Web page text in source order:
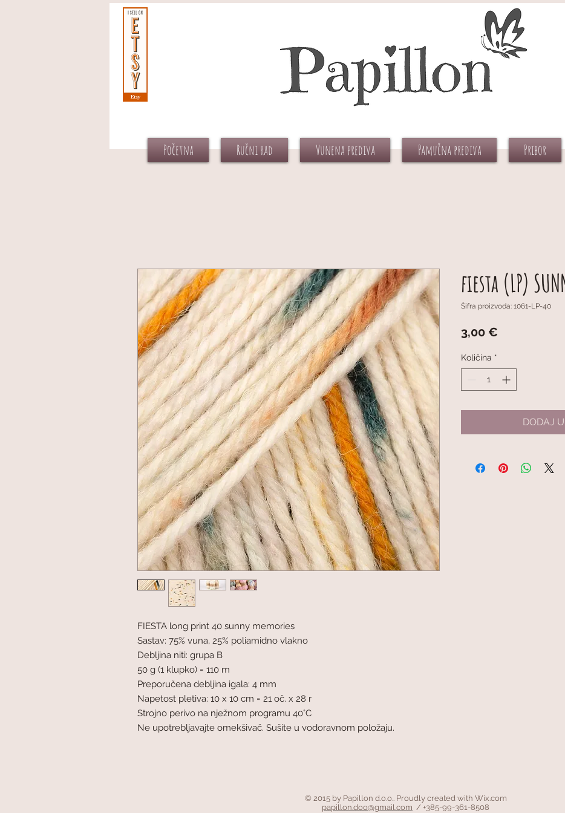
Početna Ručni rad Vunena prediva Pamučna prediva Pribor
FIESTA long print 40 sunny memories
Sastav: 75% vuna, 25% poliamidno vlakno
Debljina niti: grupa B
50 g (1 klupko) = 110 m
Preporučena debljina igala: 4 mm
Napetost pletiva: 10 x 10 cm = 21 oč. x 28 r
Strojno perivo na nježnom programu 40°C
Ne upotrebljavajte omekšivač. Sušite u vodoravnom položaju.
fiesta (LP)
Šifra proizvoda: 1061-LP-40
3,00 €
Količina *
DODAJ
© 2015 by Papillon d.o.o.. Proudly created with Wix.com
papillon.doo@gmail.com / +385-99-361-8508